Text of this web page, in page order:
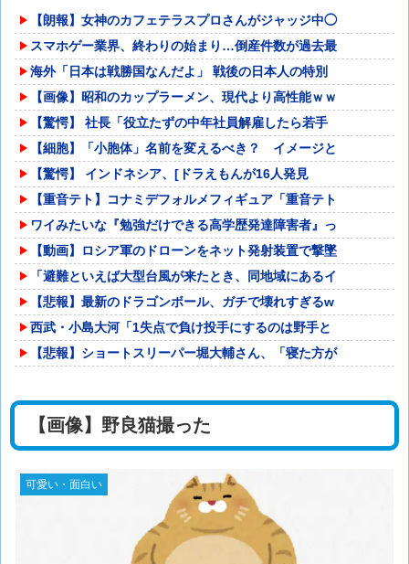
【朗報】女神のカフェテラスプロさんがジャッジ中◯
スマホゲー業界、終わりの始まり…倒産件数が過去最
海外「日本は戦勝国なんだよ」 戦後の日本人の特別
【画像】昭和のカップラーメン、現代より高性能ｗｗ
【驚愕】 社長「役立たずの中年社員解雇したら若手
【細胞】「小胞体」名前を変えるべき？ イメージと
【驚愕】 インドネシア、[ドラえもんが16人発見
【重音テト】コナミデフォルメフィギュア「重音テト
ワイみたいな『勉強だけできる高学歴発達障害者』っ
【動画】ロシア軍のドローンをネット発射装置で撃墜
「避難といえば大型台風が来たとき、同地域にあるイ
【悲報】最新のドラゴンボール、ガチで壊れすぎるw
西武・小島大河「1失点で負け投手にするのは野手と
【悲報】ショートスリーパー堀大輔さん、「寝た方が
【画像】野良猫撮った
可愛い・面白い